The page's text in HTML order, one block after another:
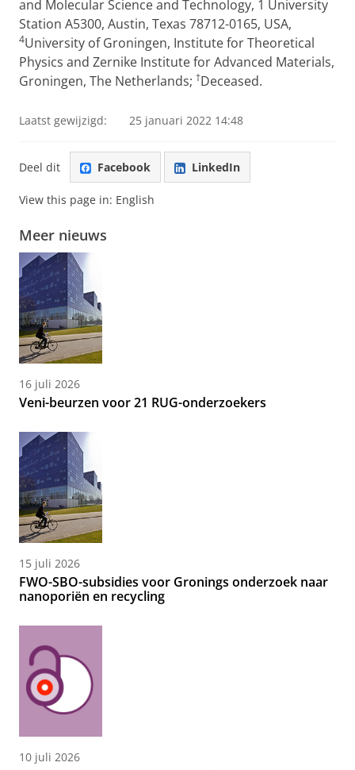
and Molecular Science and Technology, 1 University
Station A5300, Austin, Texas 78712-0165, USA,
4University of Groningen, Institute for Theoretical
Physics and Zernike Institute for Advanced Materials,
Groningen, The Netherlands; †Deceased.
Laatst gewijzigd: 25 januari 2022 14:48
Deel dit Facebook LinkedIn
View this page in: English
Meer nieuws
16 juli 2026
Veni-beurzen voor 21 RUG-onderzoekers
15 juli 2026
FWO-SBO-subsidies voor Gronings onderzoek naar
nanoporiën en recycling
10 juli 2026